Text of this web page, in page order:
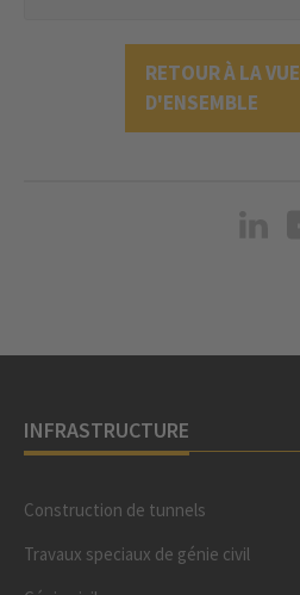
RETOUR À LA VUE
D'ENSEMBLE
INFRASTRUCTURE
Construction de tunnels
Travaux speciaux de génie civil